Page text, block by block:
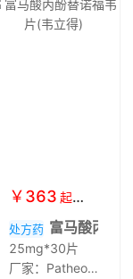
￥363 起 ￥
处方药 富马酸丙酚
25mg*30片
厂家： Patheon